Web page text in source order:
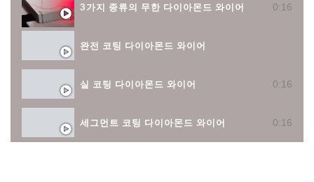
3가지 종류의 무한 다이아몬드 와이어 0:16
완전 코팅 다이아몬드 와이어
실 코팅 다이아몬드 와이어 0:16
세그먼트 코팅 다이아몬드 와이어 0:16